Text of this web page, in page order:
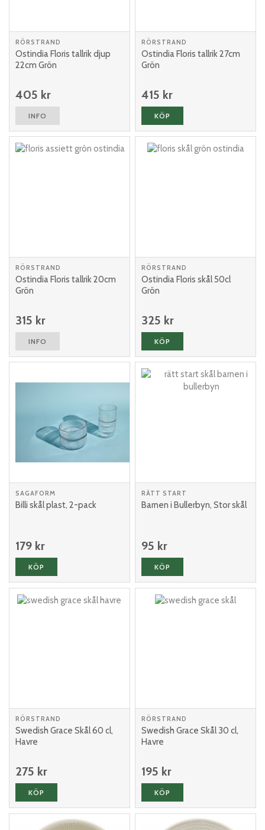
RÖRSTRAND
Ostindia Floris tallrik djup
22cm Grön
405 kr
INFO
RÖRSTRAND
Ostindia Floris tallrik 27cm
Grön
415 kr
KÖP
RÖRSTRAND
Ostindia Floris tallrik 20cm
Grön
315 kr
INFO
RÖRSTRAND
Ostindia Floris skål 50cl
Grön
325 kr
KÖP
SAGAFORM
Billi skål plast, 2-pack
179 kr
KÖP
RÄTT START
Barnen i Bullerbyn, Stor skål
95 kr
KÖP
RÖRSTRAND
Swedish Grace Skål 60 cl,
Havre
275 kr
KÖP
RÖRSTRAND
Swedish Grace Skål 30 cl,
Havre
195 kr
KÖP